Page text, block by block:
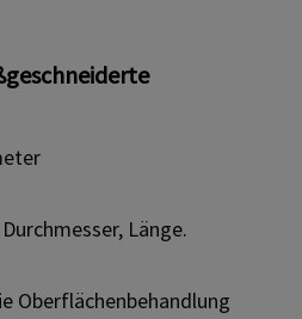
Länge.
Oberflächenbehandlung